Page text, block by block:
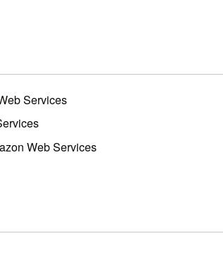
Services
Web Services